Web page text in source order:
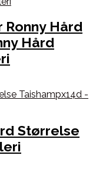
Hård
Hård
Størrelse